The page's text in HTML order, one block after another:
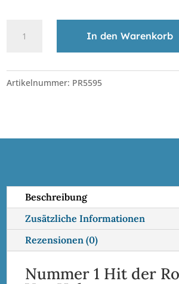
•
In den Warenkorb
n
i
v
Artikelnummer: PR5595
Beschreibung
Zusätzliche Informationen
Rezensionen (0)
Nummer 1 Hit der